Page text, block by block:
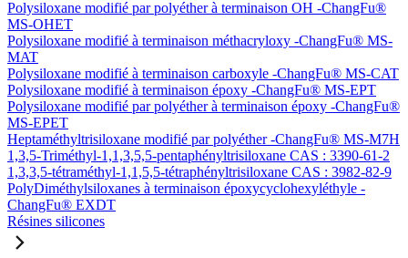
Polysiloxane modifié par polyéther à terminaison OH -ChangFu®
MS-OHET
Polysiloxane modifié à terminaison méthacryloxy -ChangFu® MS-
MAT
Polysiloxane modifié à terminaison carboxyle -ChangFu® MS-CAT
Polysiloxane modifié à terminaison époxy -ChangFu® MS-EPT
Polysiloxane modifié par polyéther à terminaison époxy -ChangFu®
MS-EPET
Heptaméthyltrisiloxane modifié par polyéther -ChangFu® MS-M7H
1,3,5-Triméthyl-1,1,3,5,5-pentaphényltrisiloxane CAS : 3390-61-2
1,3,3,5-tétraméthyl-1,1,5,5-tétraphényltrisiloxane CAS : 3982-82-9
PolyDiméthylsiloxanes à terminaison époxycyclohexyléthyle -
ChangFu® EXDT
Résines silicones